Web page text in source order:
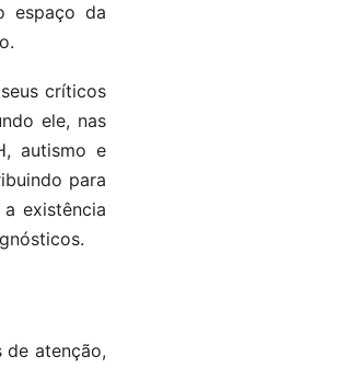
espaço da
críticos
ele, nas
autismo e
para
existência
atenção,